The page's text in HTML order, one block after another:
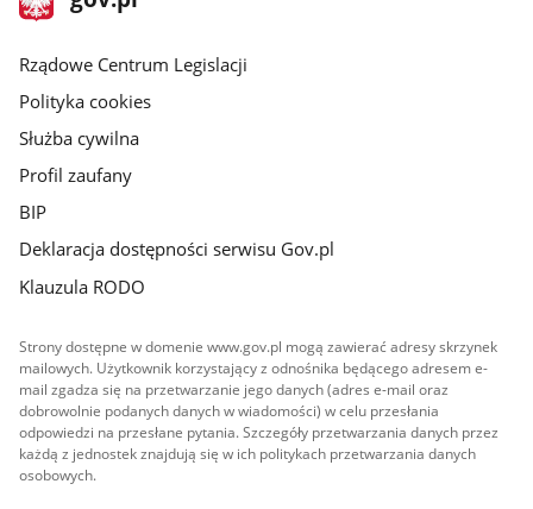
gov.pl
Rządowe Centrum Legislacji
Polityka cookies
Służba cywilna
Profil zaufany
BIP
Deklaracja dostępności serwisu Gov.pl
Klauzula RODO
Strony dostępne w domenie www.gov.pl mogą zawierać adresy skrzynek
mailowych. Użytkownik korzystający z odnośnika będącego adresem e-
mail zgadza się na przetwarzanie jego danych (adres e-mail oraz
dobrowolnie podanych danych w wiadomości) w celu przesłania
odpowiedzi na przesłane pytania. Szczegóły przetwarzania danych przez
każdą z jednostek znajdują się w ich politykach przetwarzania danych
osobowych.